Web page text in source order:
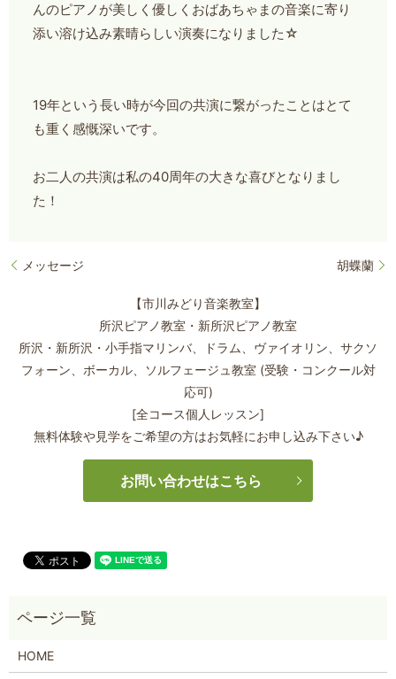
んのピアノが美しく優しくおばあちゃまの音楽に寄り
添い溶け込み素晴らしい演奏になりました☆
19年という長い時が今回の共演に繋がったことはとて
も重く感慨深いです。
お二人の共演は私の40周年の大きな喜びとなりまし
た！
メッセージ 胡蝶蘭
【市川みどり音楽教室】
所沢ピアノ教室・新所沢ピアノ教室
所沢・新所沢・小手指マリンバ、ドラム、ヴァイオリン、サクソ
フォーン、 ボーカル、ソルフェージュ教室 (受験・コンクール対
応可)
[全コース個人レッスン]
無料体験や見学をご希望の方はお気軽にお申し込み下さい♪
お問い合わせはこちら
HOME